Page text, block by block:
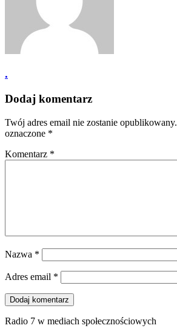
.
Dodaj komentarz
Twój adres email nie zostanie opublikowany.
oznaczone *
Komentarz *
Nazwa *
Adres email *
Radio 7 w mediach społecznościowych